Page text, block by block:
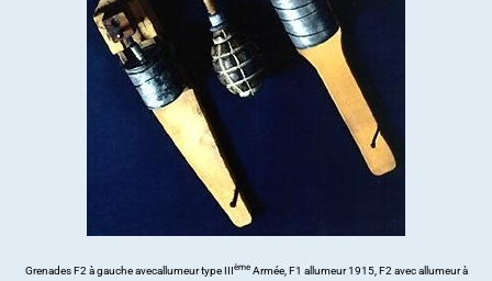
Grenades F2 à gauche avecallumeur type IIIèmeArmée, F1 allumeur 1915, F2 avec allumeur à